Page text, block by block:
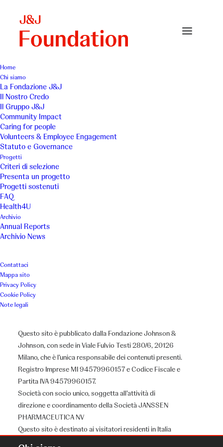
Home
Chi siamo
La Fondazione J&J
Il Nostro Credo
Il Gruppo J&J
Community Impact
Caring for people
Volunteers & Employee Engagement
Statuto e Governance
Progetti
Criteri di selezione
Presenta un progetto
Progetti sostenuti
FAQ
Health4U
Archivio
Annual Reports
Archivio News
Contattaci
Mappa sito
Privacy Policy
Cookie Policy
Note legali
Questo sito è pubblicato dalla Fondazione Johnson &
Johnson, con sede in Viale Fulvio Testi 280/6, 20126
Milano, che è l’unica responsabile dei contenuti presenti.
Registro Imprese MI 94579960157 e Codice Fiscale e
Partita IVA 94579960157.
Società con socio unico, soggetta all’attività di
direzione e coordinamento della Società JANSSEN
PHARMACEUTICA NV
Questo sito è destinato ai visitatori residenti in Italia
20)CARPEDIEM orto didattico 1
Home